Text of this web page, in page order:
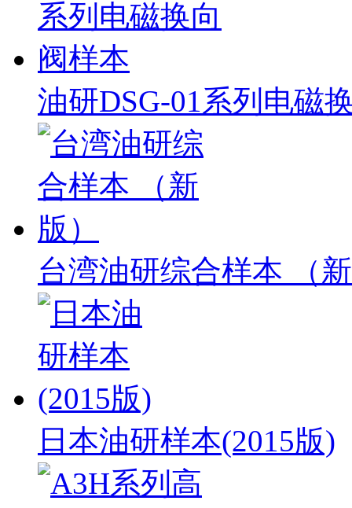
油研DSG-01系列电磁
台湾油研综合样本 （
日本油研样本(2015版)